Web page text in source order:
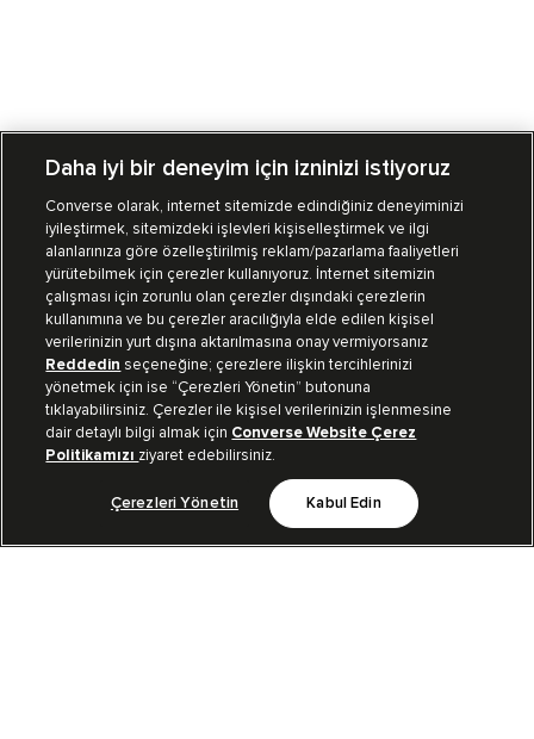
Mağazalarımız Sipariş Takibi
Müşteri İlişkileri
Koleksiyon
Kurumsal
Bizi Takip Et
Daha iyi bir deneyim için izninizi istiyoruz
Converse olarak, internet sitemizde edindiğiniz deneyiminizi
iyileştirmek, sitemizdeki işlevleri kişiselleştirmek ve ilgi
alanlarınıza göre özelleştirilmiş reklam/pazarlama faaliyetleri
yürütebilmek için çerezler kullanıyoruz. İnternet sitemizin
çalışması için zorunlu olan çerezler dışındaki çerezlerin
kullanımına ve bu çerezler aracılığıyla elde edilen kişisel
verilerinizin yurt dışına aktarılmasına onay vermiyorsanız
Reddedin seçeneğine; çerezlere ilişkin tercihlerinizi
yönetmek için ise “Çerezleri Yönetin” butonuna
tıklayabilirsiniz. Çerezler ile kişisel verilerinizin işlenmesine
dair detaylı bilgi almak için Converse Website Çerez
Politikamızı ziyaret edebilirsiniz.
Çerezleri Yönetin Kabul Edin